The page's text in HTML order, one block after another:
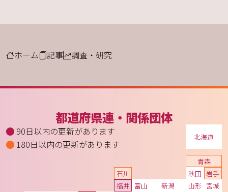
ホーム 記事 調査・研究
都道府県連・関係団体
90日以内の更新があります
180日以内の更新があります
北海道
青森
岩手
宮城
秋田
山形
新潟
富山
石川
福井